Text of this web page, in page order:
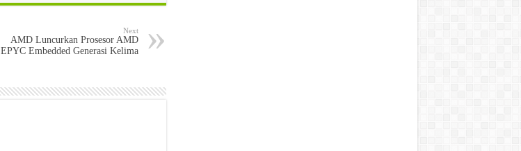
Next
AMD Luncurkan Prosesor AMD
EPYC Embedded Generasi Kelima